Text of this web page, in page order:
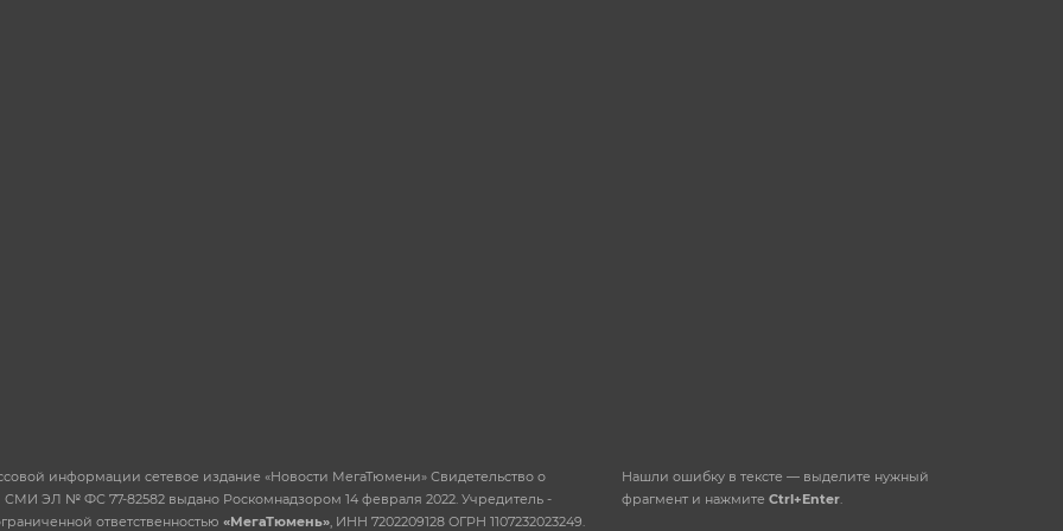
информации сетевое издание «Новости МегаТюмени» Свидетельство о
СМИ ЭЛ № ФС 77-82582 выдано Роскомнадзором 14 февраля 2022. Учредитель -
ответственностью «МегаТюмень», ИНН 7202209128 ОГРН 1107232023249.
Нашли ошибку в тексте — выделите нужный
фрагмент и нажмите Ctrl+Enter.